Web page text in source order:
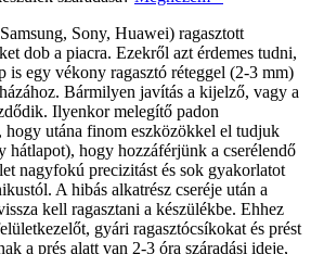
Sony, Huawei) ragasztott
dob a piacra. Ezekről azt érdemes tudni,
is egy vékony ragasztó réteggel (2-3 mm)
Bármilyen javítás a kijelző, vagy a
Ilyenkor melegítő padon
hogy utána finom eszközökkel el tudjuk
hátlapot), hogy hozzáférjünk a cserélendő
nagyfokú precizitást és sok gyakorlatot
A hibás alkatrész cseréje után a
kell ragasztani a készülékbe. Ehhez
gyári ragasztócsíkokat és prést
a prés alatt van 2-3 óra száradási ideje,